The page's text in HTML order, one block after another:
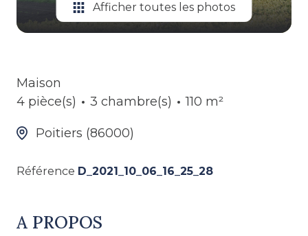
Afficher toutes les photos
Maison
4 pièce(s)
3 chambre(s) 110 m²
Poitiers (86000)
Référence D_2021_10_06_16_25_28
A PROPOS